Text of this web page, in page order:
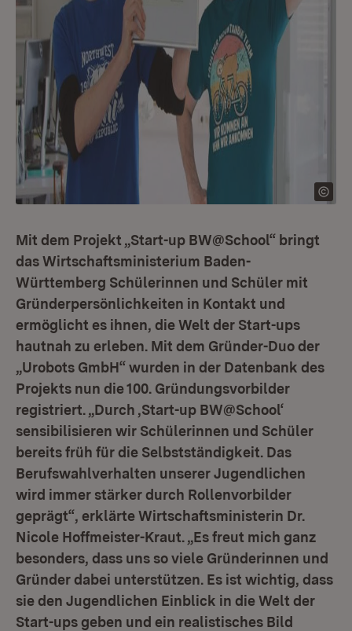
Mit dem Projekt „Start-up BW@School“ bringt
das Wirtschaftsministerium Baden-
Württemberg Schülerinnen und Schüler mit
Gründerpersönlichkeiten in Kontakt und
ermöglicht es ihnen, die Welt der Start-ups
hautnah zu erleben. Mit dem Gründer-Duo der
„Urobots GmbH“ wurden in der Datenbank des
Projekts nun die 100. Gründungsvorbilder
registriert. „Durch ‚Start-up BW@School‘
sensibilisieren wir Schülerinnen und Schüler
bereits früh für die Selbstständigkeit. Das
Berufswahlverhalten unserer Jugendlichen
wird immer stärker durch Rollenvorbilder
geprägt“, erklärte Wirtschaftsministerin Dr.
Nicole Hoffmeister-Kraut. „Es freut mich ganz
besonders, dass uns so viele Gründerinnen und
Gründer dabei unterstützen. Es ist wichtig, dass
sie den Jugendlichen Einblick in die Welt der
Start-ups geben und ein realistisches Bild